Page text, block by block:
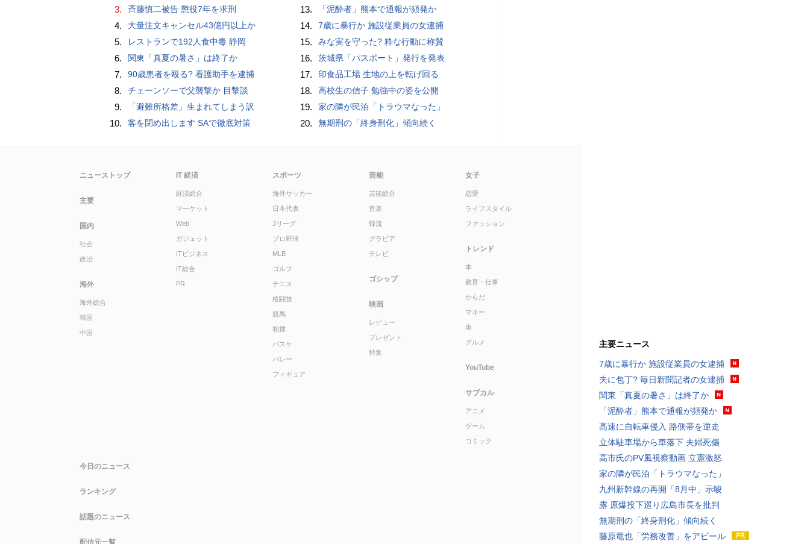
3. 斉藤慎二被告 懲役7年を求刑
4. 大量注文キャンセル43億円以上か
5. レストランで192人食中毒 静岡
6. 関東「真夏の暑さ」は終了か
7. 90歳患者を殴る? 看護助手を逮捕
8. チェーンソーで父襲撃か 目撃談
9. 「避難所格差」生まれてしまう訳
10. 客を閉め出します SAで徹底対策
13. 「泥酔者」熊本で通報が頻発か
14. 7歳に暴行か 施設従業員の女逮捕
15. みな実を守った? 粋な行動に称賛
16. 茨城県「パスポート」発行を発表
17. 印食品工場 生地の上を転げ回る
18. 高校生の信子 勉強中の姿を公開
19. 家の隣が民泊「トラウマなった」
20. 無期刑の「終身刑化」傾向続く
主要ニュース
7歳に暴行か 施設従業員の女逮捕
夫に包丁? 毎日新聞記者の女逮捕
関東「真夏の暑さ」は終了か
「泥酔者」熊本で通報が頻発か
高速に自転車侵入 路側帯を逆走
立体駐車場から車落下 夫婦死傷
高市氏のPV風視察動画 立憲激怒
家の隣が民泊「トラウマなった」
九州新幹線の再開「8月中」示唆
露 原爆投下巡り広島市長を批判
無期刑の「終身刑化」傾向続く
藤原竜也「労務改善」をアピール
ニューストップ
主要
国内
社会
政治
海外
海外総合
韓国
中国
IT 経済
経済総合
マーケット
Web
ガジェット
ITビジネス
IT総合
PR
スポーツ
海外サッカー
日本代表
Jリーグ
プロ野球
MLB
ゴルフ
テニス
格闘技
競馬
相撲
バスケ
バレー
フィギュア
芸能
芸能総合
音楽
韓流
グラビア
テレビ
ゴシップ
映画
レビュー
プレゼント
特集
女子
恋愛
ライフスタイル
ファッション
トレンド
本
教育・仕事
からだ
マネー
車
グルメ
YouTube
サブカル
アニメ
ゲーム
コミック
今日のニュース
ランキング
話題のニュース
配信元一覧